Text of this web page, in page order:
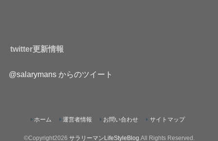
twitter更新情報
@salarymans からのツイート
ホーム 運営者情報 お問い合わせ サイトマップ
©Copyright2026 サラリーマンLifeStyleBlog .All Rights Reserved.